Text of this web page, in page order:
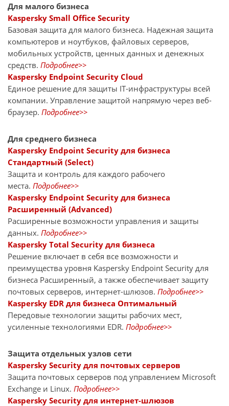
Для малого бизнеса
Kaspersky Small Office Security
Базовая защита для малого бизнеса. Надежная защита
компьютеров и ноутбуков, файловых серверов,
мобильных устройств, ценных данных и денежных
средств. Подробнее>>
Kaspersky Endpoint Security Cloud
Единое решение для защиты IT-инфраструктуры всей
компании. Управление защитой напрямую через веб-
браузер. Подробнее>>
Для среднего бизнеса
Kaspersky Endpoint Security для бизнеса
Стандартный (Select)
Защита и контроль для каждого рабочего
места. Подробнее>>
Kaspersky Endpoint Security для бизнеса
Расширенный (Advanced)
Расширенные возможности управления и защиты
данных. Подробнее>>
Kaspersky Total Security для бизнеса
Решение включает в себя все возможности и
преимущества уровня Kaspersky Endpoint Security для
бизнеса Расширенный, а также обеспечивает защиту
почтовых серверов, интернет-шлюзов. Подробнее>>
Kaspersky EDR для бизнеса Оптимальный
Передовые технологии защиты рабочих мест,
усиленные технологиями EDR. Подробнее>>
Защита отдельных узлов сети
Kaspersky Security для почтовых серверов
Защита почтовых серверов под управлением Microsoft
Exchange и Linux. Подробнее>>
Kaspersky Security для интернет-шлюзов